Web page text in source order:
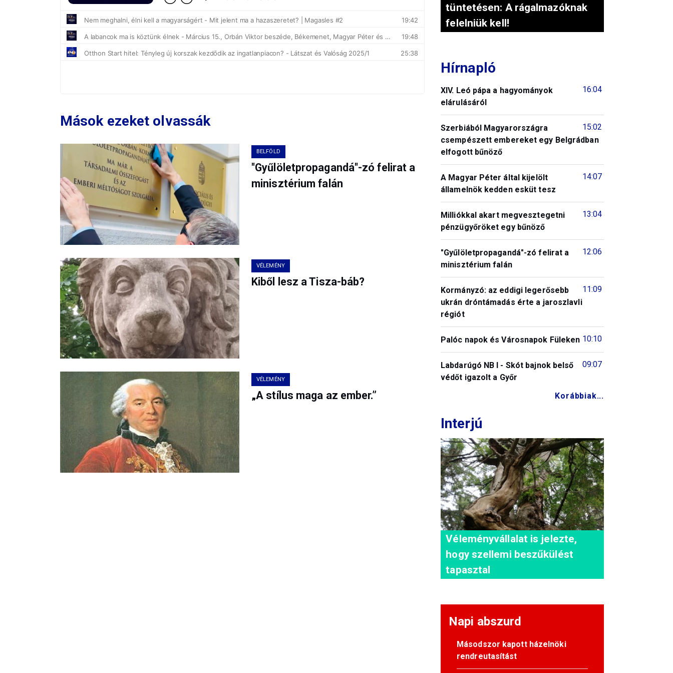
Mások ezeket olvassák
BELFÖLD
"Gyűlöletpropagandá"-zó felirat a
minisztérium falán
VÉLEMÉNY
Kiből lesz a Tisza-báb?
VÉLEMÉNY
„A stílus maga az ember.”
tüntetésen: A rágalmazóknak
felelniük kell!
Hírnapló
16:04
XIV. Leó pápa a hagyományok
elárulásáról
15:02
Szerbiából Magyarországra
csempészett embereket egy Belgrádban
elfogott bűnöző
14:07
A Magyar Péter által kijelölt
államelnök kedden esküt tesz
13:04
Milliókkal akart megvesztegetni
pénzügyőröket egy bűnöző
12:06
"Gyűlöletpropagandá"-zó felirat a
minisztérium falán
11:09
Kormányzó: az eddigi legerősebb
ukrán dróntámadás érte a jaroszlavli
régiót
10:10
Palóc napok és Városnapok Füleken
09:07
Labdarúgó NB I - Skót bajnok belső
védőt igazolt a Győr
Korábbiak...
Interjú
Véleményvállalat is jelezte,
hogy szellemi beszűkülést
tapasztal
Napi abszurd
Másodszor kapott házelnöki
rendreutasítást